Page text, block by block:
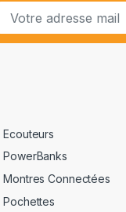
Ecouteurs
PowerBanks
Montres Connectées
Pochettes